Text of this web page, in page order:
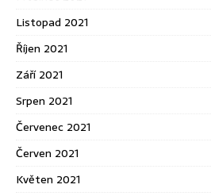
Listopad 2021
Říjen 2021
Září 2021
Srpen 2021
Červenec 2021
Červen 2021
Květen 2021